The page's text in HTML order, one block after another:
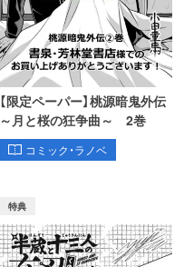
【限定ペーパー】桃源暗鬼外伝
～月と桜の狂争曲～ 2巻
コミック・ラノベ
特典